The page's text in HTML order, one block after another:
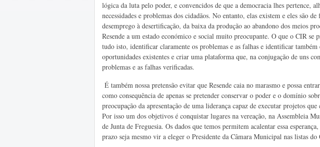
lógica da luta pelo poder, e convencidos de que a democracia lhes pertence,
necessidades e problemas dos cidadãos. No entanto, elas existem e eles são
desemprego à desertificação, da baixa da produção ao abandono dos meios
Resende a um estado económico e social muito preocupante. O que o CIR se
tudo isto, identificar claramente os problemas e as falhas e identificar também
oportunidades existentes e criar uma plataforma que, na conjugação de uns
problemas e as falhas verificadas.
É também nossa pretensão evitar que Resende caia no marasmo e possa
como consequência de apenas se pretender conservar o poder e o domínio
preocupação da apresentação de uma liderança capaz de executar projetos
Por isso um dos objetivos é conquistar lugares na vereação, na Assembleia
de Junta de Freguesia. Os dados que temos permitem acalentar essa
prazo seja mesmo vir a eleger o Presidente da Câmara Municipal nas listas do